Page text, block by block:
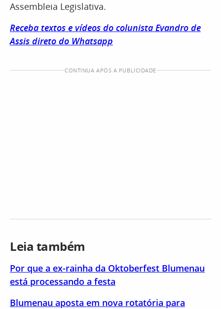
Assembleia Legislativa.
Receba textos e vídeos do colunista Evandro de
Assis direto do Whatsapp
CONTINUA APÓS A PUBLICIDADE
Leia também
Por que a ex-rainha da Oktoberfest Blumenau
está processando a festa
Blumenau aposta em nova rotatória para